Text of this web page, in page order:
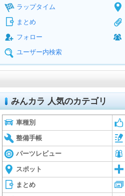
ラップタイム
まとめ
フォロー
ユーザー内検索
みんカラ 人気のカテゴリ
車種別
整備手帳
パーツレビュー
スポット
まとめ